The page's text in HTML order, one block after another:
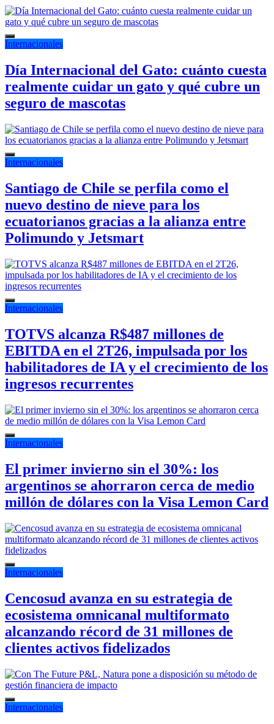
Internacionales
Día Internacional del Gato: cuánto cuesta
realmente cuidar un gato y qué cubre un
seguro de mascotas
Internacionales
Santiago de Chile se perfila como el
nuevo destino de nieve para los
ecuatorianos gracias a la alianza entre
Polimundo y Jetsmart
Internacionales
TOTVS alcanza R$487 millones de
EBITDA en el 2T26, impulsada por los
habilitadores de IA y el crecimiento de los
ingresos recurrentes
Internacionales
El primer invierno sin el 30%: los
argentinos se ahorraron cerca de medio
millón de dólares con la Visa Lemon Card
Internacionales
Cencosud avanza en su estrategia de
ecosistema omnicanal multiformato
alcanzando récord de 31 millones de
clientes activos fidelizados
Internacionales